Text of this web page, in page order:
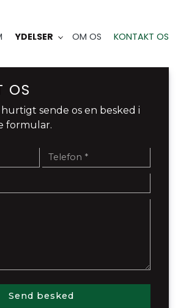
YDELSER OM OS KONTAKT OS
OS
sende os en besked i
formular.